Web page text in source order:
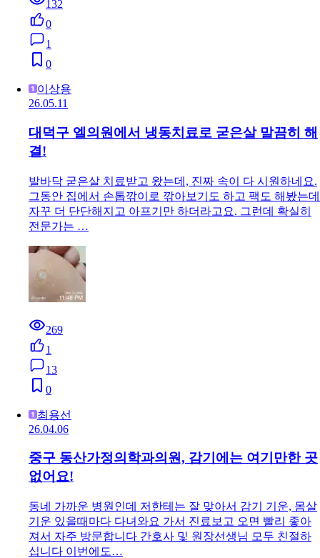
132
0
1
0
이상용
26.05.11
대덕구 엘의원에서 냉동치료로 굳은살 말끔히 해
결!
발바닥 굳은살 치료받고 왔는데, 진짜 속이 다 시원하네요.
그동안 집에서 손톱깎이로 깎아보기도 하고 팩도 해봤는데
자꾸 더 단단해지고 아프기만 하더라고요. 그런데 확실히
전문가는 …
269
1
13
0
최용선
26.04.06
중구 동산가정의학과의원, 감기에는 여기만한 곳
없어요!
동네 가까운 병원인데 저한테는 잘 맞아서 감기 기운, 몸살
기운 있을때마다 다녀와요 가서 진료보고 오면 빨리 좋아
져서 자주 방문합니다 간호사 및 원장선생님 모두 친절하
십니다 이번에도…